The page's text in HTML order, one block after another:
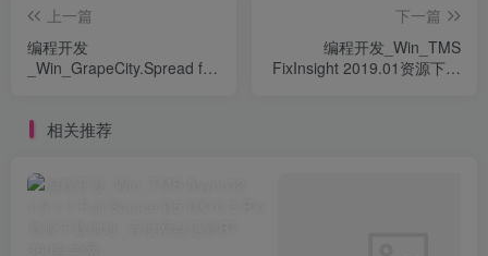
上一篇
编程开发
_Win_GrapeCity.Spread for
_百度网盘迅雷BT
下一篇
编程开发_Win_TMS
FixInsight 2019.01资源下载
相关推荐